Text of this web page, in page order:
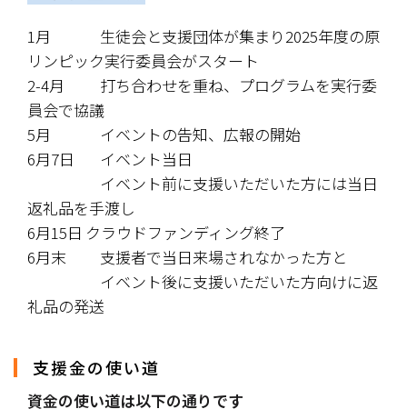
1月				生徒会と支援団体が集まり2025年度の原
リンピック実行委員会がスタート
2-4月			打ち合わせを重ね、プログラムを実行委
員会で協議
5月				イベントの告知、広報の開始
6月7日		イベント当日
返礼品を手渡し
6月15日	クラウドファンディング終了
6月末			支援者で当日来場されなかった方と
礼品の発送
支援金の使い道
資金の使い道は以下の通りです